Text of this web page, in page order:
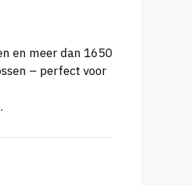
en meer dan 1650
– perfect voor